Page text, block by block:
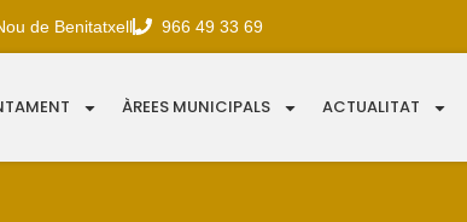
de Benitatxell 966 49 33 69
ÀREES MUNICIPALS ACTUALITAT